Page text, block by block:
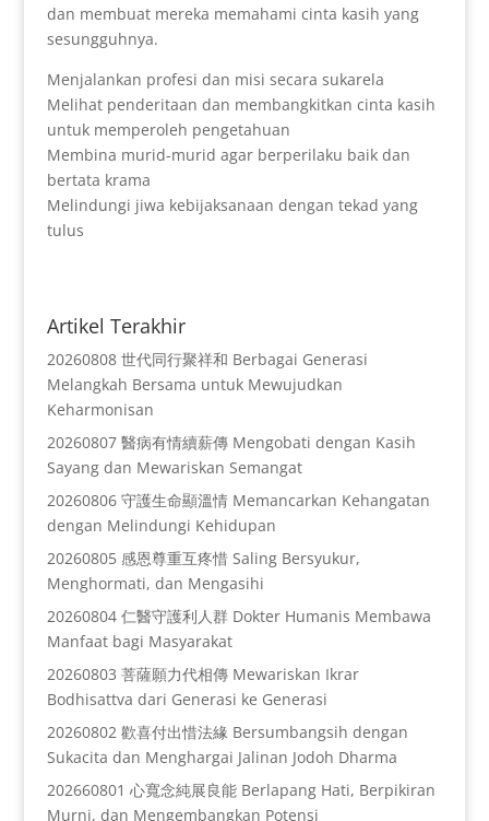
dan membuat mereka memahami cinta kasih yang
sesungguhnya.
Menjalankan profesi dan misi secara sukarela
Melihat penderitaan dan membangkitkan cinta kasih
untuk memperoleh pengetahuan
Membina murid-murid agar berperilaku baik dan
bertata krama
Melindungi jiwa kebijaksanaan dengan tekad yang
tulus
Artikel Terakhir
20260808 世代同行聚祥和 Berbagai Generasi
Melangkah Bersama untuk Mewujudkan
Keharmonisan
20260807 醫病有情續薪傳 Mengobati dengan Kasih
Sayang dan Mewariskan Semangat
20260806 守護生命顯溫情 Memancarkan Kehangatan
dengan Melindungi Kehidupan
20260805 感恩尊重互疼惜 Saling Bersyukur,
Menghormati, dan Mengasihi
20260804 仁醫守護利人群 Dokter Humanis Membawa
Manfaat bagi Masyarakat
20260803 菩薩願力代相傳 Mewariskan Ikrar
Bodhisattva dari Generasi ke Generasi
20260802 歡喜付出惜法緣 Bersumbangsih dengan
Sukacita dan Menghargai Jalinan Jodoh Dharma
202660801 心寬念純展良能 Berlapang Hati, Berpikiran
Murni, dan Mengembangkan Potensi